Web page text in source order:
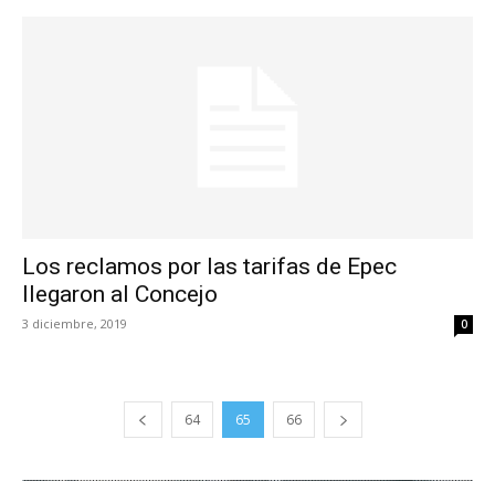
Los reclamos por las tarifas de Epec
llegaron al Concejo
3 diciembre, 2019 0
64 65 66